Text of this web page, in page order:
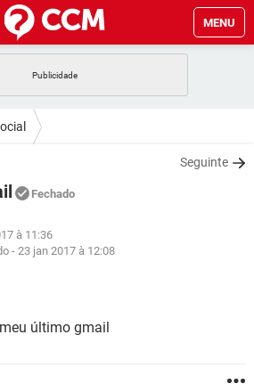
MENU
GMAIL
WHATSAPP
EXCEL
GMAIL
Seguinte
Fechado
à 11:36
-23 jan 2017 à 12:08
último gmail